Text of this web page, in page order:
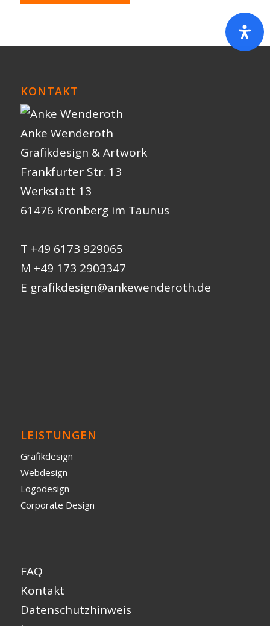
KONTAKT
Anke Wenderoth
Grafikdesign & Artwork
Frankfurter Str. 13
Werkstatt 13
61476 Kronberg im Taunus
T +49 6173 929065
M +49 173 2903347
E grafikdesign@ankewenderoth.de
LEISTUNGEN
Grafikdesign
Webdesign
Logodesign
Corporate Design
FAQ
Kontakt
Datenschutzhinweis